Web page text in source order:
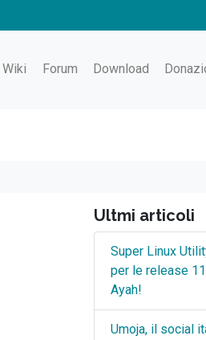
Wiki Forum Download
Ultmi articoli
Super Linux
per le release
Ayah!
Umoja, il social